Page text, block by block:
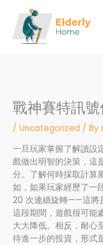
content
戰神賽特訊
/Uncategorized / By
一旦玩家掌握了解讀設
戲做出明智的決策，這
分。了解何時採取計算
如，如果玩家經歷了
20 次連續旋轉——這將
這段期間，遊戲很可能
大大降低。相反，耐心
待進一步的投資，形式